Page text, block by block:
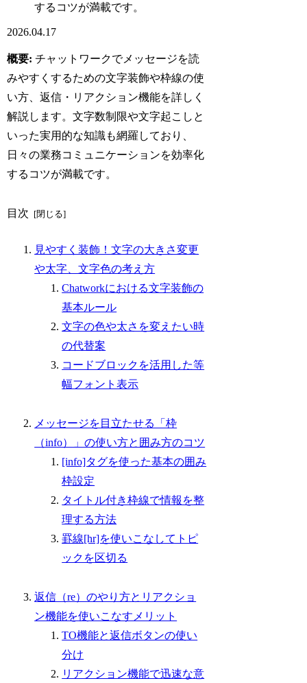
するコツが満載です。
2026.04.17
概要: チャットワークでメッセージを読
みやすくするための文字装飾や枠線の使
い方、返信・リアクション機能を詳しく
解説します。文字数制限や文字起こしと
いった実用的な知識も網羅しており、
日々の業務コミュニケーションを効率化
するコツが満載です。
目次
見やすく装飾！文字の大きさ変更
や太字、文字色の考え方
Chatworkにおける文字装飾の
基本ルール
文字の色や太さを変えたい時
の代替案
コードブロックを活用した等
幅フォント表示
メッセージを目立たせる「枠
（info）」の使い方と囲み方のコツ
[info]タグを使った基本の囲み
枠設定
タイトル付き枠線で情報を整
理する方法
罫線[hr]を使いこなしてトピ
ックを区切る
返信（re）のやり方とリアクショ
ン機能を使いこなすメリット
TO機能と返信ボタンの使い
分け
リアクション機能で迅速な意